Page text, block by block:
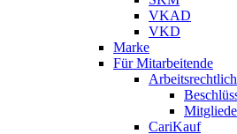
VKAD
VKD
Marke
Für Mitarbeitende
CariKauf